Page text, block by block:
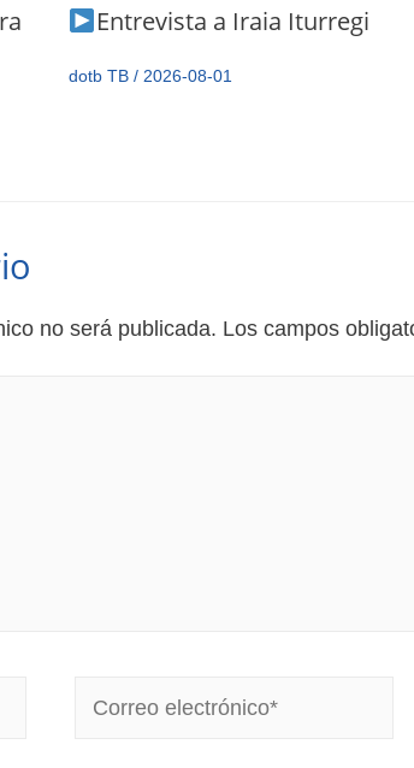
Entrevista a Iraia Iturregi
dotb TB /2026-08-01
no será publicada. Los campos